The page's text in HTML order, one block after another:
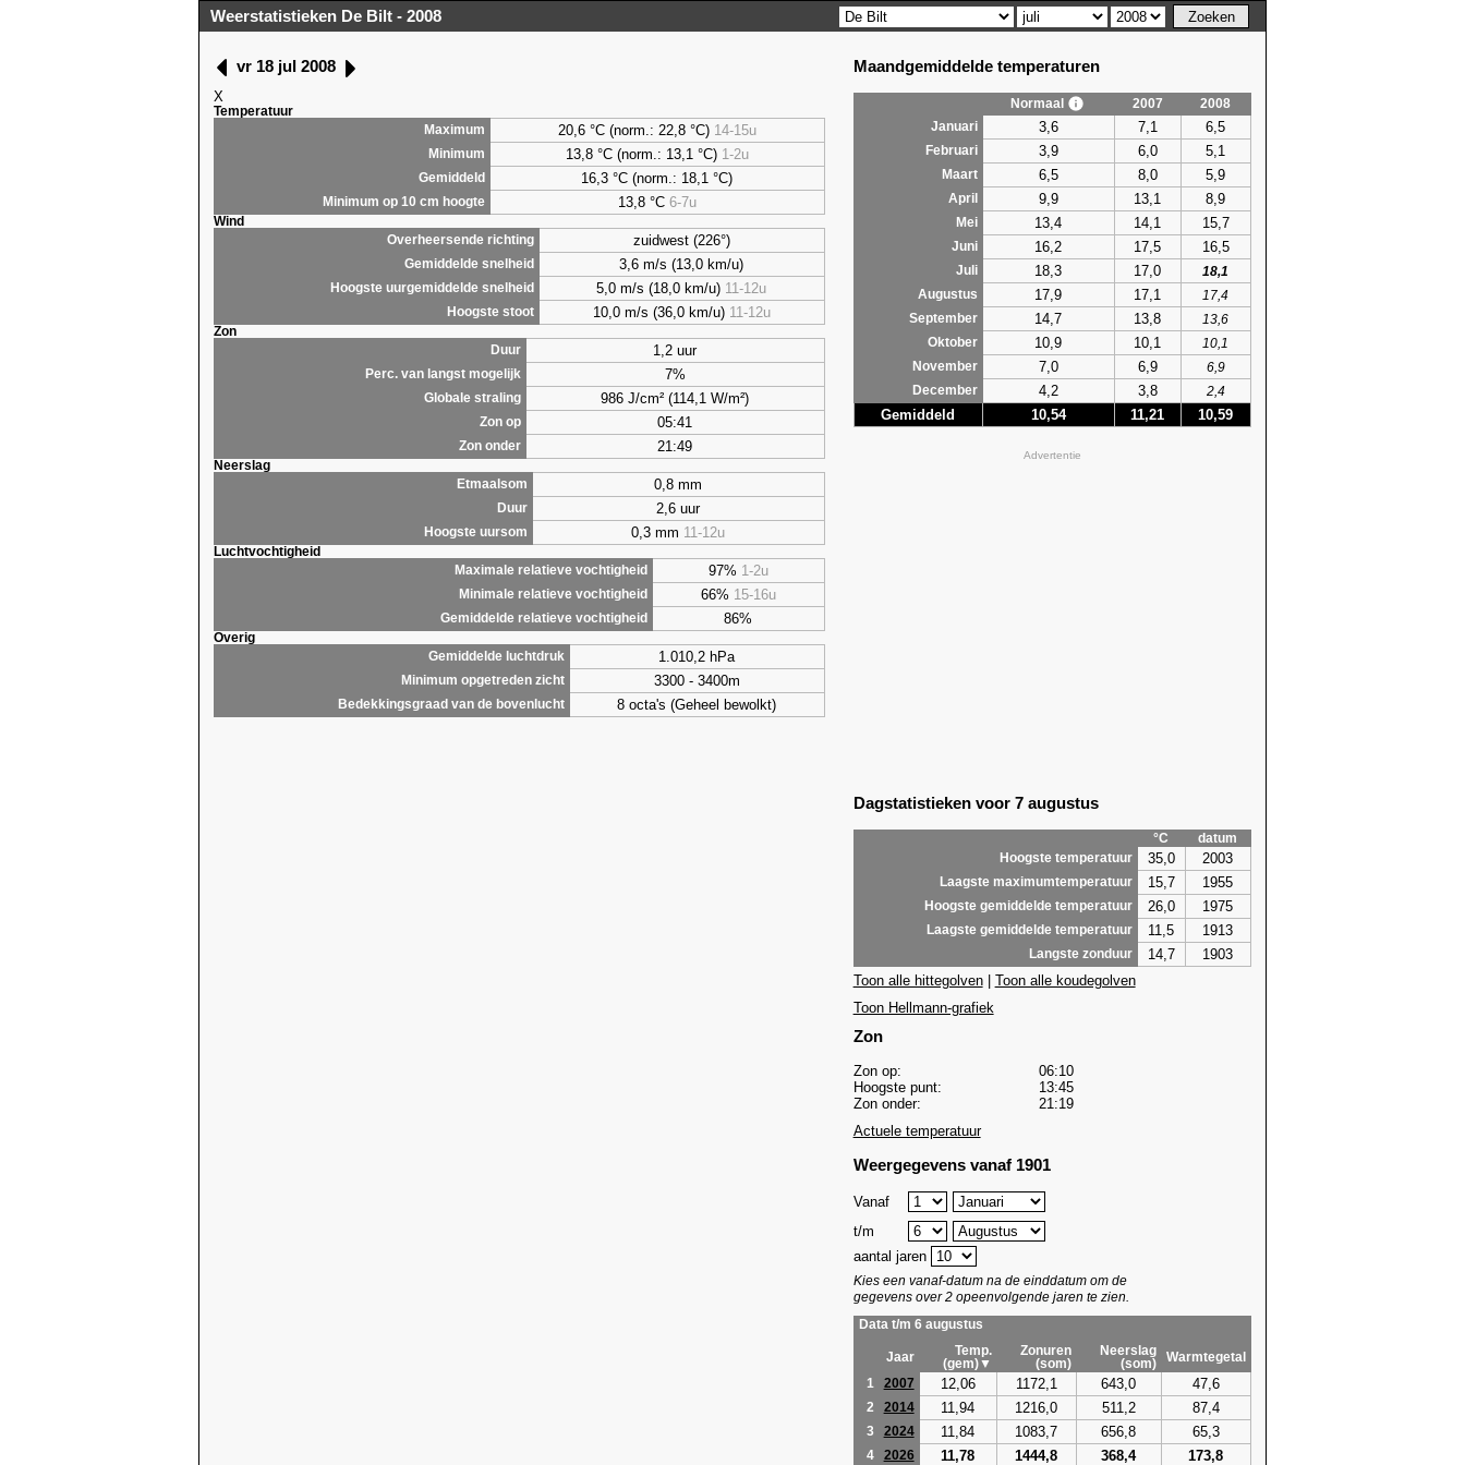
Weerstatistieken De Bilt - 2008
vr 18 jul 2008
X
Temperatuur
Maximum
20,6 °C (norm.: 22,8 °C) 14-15u
Minimum 13,8 °C (norm.: 13,1 °C) 1-2u
Gemiddeld 16,3 °C (norm.: 18,1 °C)
Minimum op 10 cm hoogte 13,8 °C 6-7u
Wind
Overheersende richting
zuidwest (226°)
Gemiddelde snelheid 3,6 m/s (13,0 km/u)
Hoogste uurgemiddelde snelheid 5,0 m/s (18,0 km/u) 11-12u
Hoogste stoot 10,0 m/s (36,0 km/u) 11-12u
Zon
Duur
1,2 uur
Perc. van langst mogelijk 7%
Globale straling 986 J/cm² (114,1 W/m²)
Zon op 05:41
Zon onder 21:49
Neerslag
Etmaalsom
0,8 mm
Duur 2,6 uur
Hoogste uursom 0,3 mm 11-12u
Luchtvochtigheid
Maximale relatieve vochtigheid
97% 1-2u
Minimale relatieve vochtigheid 66% 15-16u
Gemiddelde relatieve vochtigheid 86%
Overig
Gemiddelde luchtdruk
1.010,2 hPa
Minimum opgetreden zicht 3300 - 3400m
Bedekkingsgraad van de bovenlucht 8 octa's (Geheel bewolkt)
Maandgemiddelde temperaturen
Normaal 2007
2008
Januari
3,6 7,1 6,5
Februari 3,9 6,0 5,1
Maart 6,5 8,0 5,9
April 9,9 13,1 8,9
Mei 13,4 14,1 15,7
Juni 16,2 17,5 16,5
Juli 18,3 17,0
18,1
Augustus
17,9 17,1
17,4
September
14,7 13,8
13,6
Oktober
10,9 10,1
10,1
November
7,0 6,9
6,9
December
4,2 3,8 2,4
Gemiddeld 10,54 11,21 10,59
Advertentie
Dagstatistieken voor 7 augustus
°C
datum
Hoogste temperatuur
35,0 2003
Laagste maximumtemperatuur 15,7 1955
Hoogste gemiddelde temperatuur 26,0 1975
Laagste gemiddelde temperatuur 11,5 1913
Langste zonduur 14,7
1903
Toon alle hittegolven| Toon alle koudegolven
Toon Hellmann-grafiek
Zon
Zon op:
06:10
Hoogste punt:
13:45
Zon onder:
21:19
Actuele temperatuur
Weergegevens vanaf 1901
Vanaf
t/m
aantal jaren
Kies een vanaf-datum na de einddatum om de
gegevens over 2 opeenvolgende jaren te zien.
Data t/m 6 augustus
Jaar
Temp.
(gem)▼
Zonuren
(som)
Neerslag
(som)
Warmtegetal
1
2007 12,06 1172,1 643,0 47,6
2 2014 11,94 1216,0 511,2 87,4
3 2024 11,84 1083,7 656,8 65,3
4 2026 11,78 1444,8 368,4 173,8